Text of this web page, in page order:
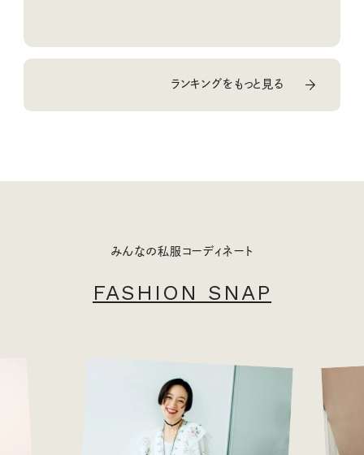
ランキングをもっと見る
みんなの私服コーディネート
FASHION SNAP